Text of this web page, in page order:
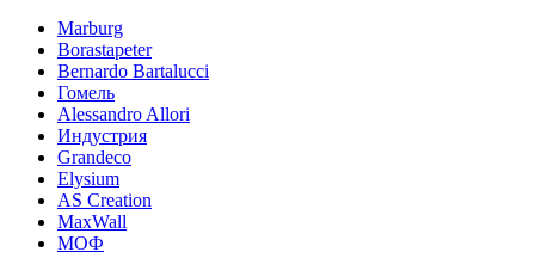
Marburg
Borastapeter
Bernardo Bartalucci
Гомель
Alessandro Allori
Индустрия
Grandeco
Elysium
AS Creation
MaxWall
МОФ